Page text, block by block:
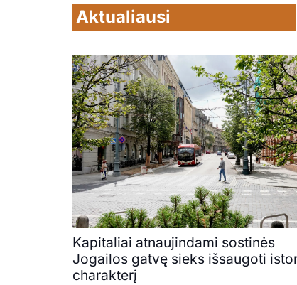
Aktualiausi
Kapitaliai atnaujindami sostinės
Jogailos gatvę sieks išsaugoti
charakterį